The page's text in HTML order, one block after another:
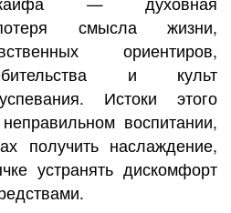
смысла жизни,
ориентиров,
и культ
Истоки этого
воспитании,
получить наслаждение,
устранять дискомфорт